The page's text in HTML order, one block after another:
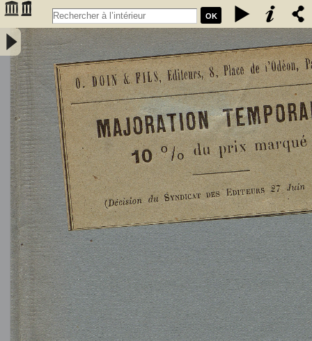
OK
L'Astronomie, observations, théorie et vulgarisation générale / par
Marcel Moye,... - Moye, Marcel (1873-1939). Auteur